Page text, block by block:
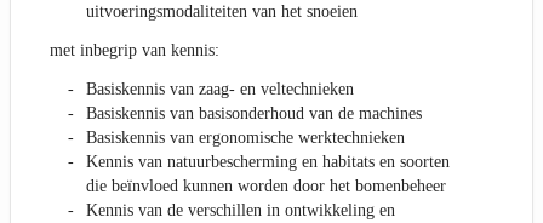
uitvoeringsmodaliteiten van het snoeien
met inbegrip van kennis:
Basiskennis van zaag- en veltechnieken
Basiskennis van basisonderhoud van de machines
Basiskennis van ergonomische werktechnieken
Kennis van natuurbescherming en habitats en soorten
die beïnvloed kunnen worden door het bomenbeheer
Kennis van de verschillen in ontwikkeling en